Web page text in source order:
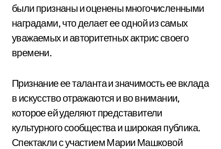
были признаны и оценены многочисленными
наградами, что делает ее одной из самых
уважаемых и авторитетных актрис своего
времени.
Признание ее таланта и значимость ее вклада
в искусство отражаются и во внимании,
которое ей уделяют представители
культурного сообщества и широкая публика.
Спектакли с участием Марии Машковой